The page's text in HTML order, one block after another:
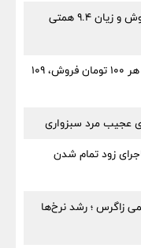
سایپا زیر تیغ اعداد؛ افت ۲۵ درصدی فروش و زیان ۹.۴ همتی
زیان ۲۲.۵ همتی ایران‌خودرو در سه ماه؛ هر ۱۰۰ تومان فروش، ۱۰۹
عجیب مرد سبزواری
زود تمام شدن
زاگرس ؛ رشد نرخ‌ها